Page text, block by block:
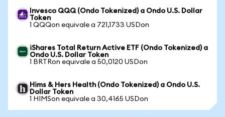
Invesco QQQ (Ondo Tokenized) a Ondo U.S. Dollar
Token
1 QQQon equivale a 721,1733 USDon
iShares Total Return Active ETF (Ondo Tokenized) a
Ondo U.S. Dollar Token
1 BRTRon equivale a 50,0120 USDon
Hims & Hers Health (Ondo Tokenized) a Ondo U.S.
Dollar Token
1 HIMSon equivale a 30,4165 USDon